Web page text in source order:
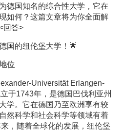
德国知名的综合性大学，它在
如何？这篇文章将为你全面解
回答>
国的纽伦堡大学！🌟
位
Universität Erlangen-
于1743年，是德国巴伐利亚州
学。它在德国乃至欧洲享有较
然科学和社会科学等领域有着
，随着全球化的发展，纽伦堡